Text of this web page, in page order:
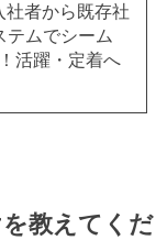
社者から既存社
テムでシーム
活躍・定着へ
教えてくだ